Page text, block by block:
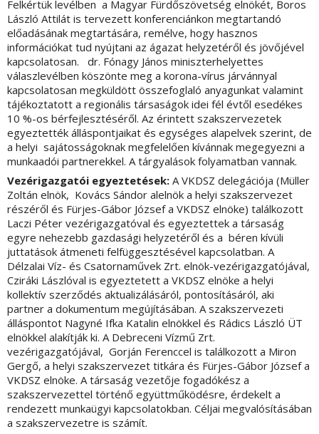
Felkértük levélben a Magyar Fürdőszövetség elnökét, Boros
László Attilát is tervezett konferenciánkon megtartandó
előadásának megtartására, remélve, hogy hasznos
információkat tud nyújtani az ágazat helyzetéről és jövőjével
kapcsolatosan. dr. Fónagy János miniszterhelyettes
válaszlevélben köszönte meg a korona-vírus járvánnyal
kapcsolatosan megküldött összefoglaló anyagunkat valamint
tájékoztatott a regionális társaságok idei fél évtől esedékes
10 %-os bérfejlesztéséről. Az érintett szakszervezetek
egyeztették álláspontjaikat és egységes alapelvek szerint, de
a helyi sajátosságoknak megfelelően kívánnak megegyezni a
munkaadói partnerekkel. A tárgyalások folyamatban vannak.
Vezérigazgatói egyeztetések: A VKDSZ delegációja (Müller
Zoltán elnök, Kovács Sándor alelnök a helyi szakszervezet
részéről és Fürjes-Gábor József a VKDSZ elnöke) találkozott
Laczi Péter vezérigazgatóval és egyeztettek a társaság
egyre nehezebb gazdasági helyzetéről és a béren kívüli
juttatások átmeneti felfüggesztésével kapcsolatban. A
Délzalai Víz- és Csatornaművek Zrt. elnök-vezérigazgatójával,
Cziráki Lászlóval is egyeztetett a VKDSZ elnöke a helyi
kollektív szerződés aktualizálásáról, pontosításáról, aki
partner a dokumentum megújításában. A szakszervezeti
álláspontot Nagyné Ifka Katalin elnökkel és Rádics László ÜT
elnökkel alakítják ki. A Debreceni Vízmű Zrt.
vezérigazgatójával, Gorján Ferenccel is találkozott a Miron
Gergő, a helyi szakszervezet titkára és Fürjes-Gábor József a
VKDSZ elnöke. A társaság vezetője fogadókész a
szakszervezettel történő együttműködésre, érdekelt a
rendezett munkaügyi kapcsolatokban. Céljai megvalósításában
a szakszervezetre is számít.